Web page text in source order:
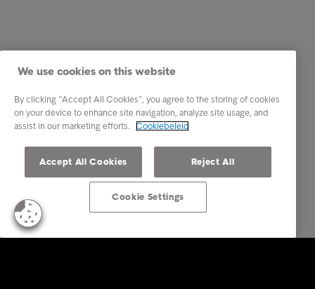
We use cookies on this website
By clicking “Accept All Cookies”, you agree to the storing of cookies
on your device to enhance site navigation, analyze site usage, and
assist in our marketing efforts. Cookiebeleid
Accept All Cookies Reject All
Cookie Settings